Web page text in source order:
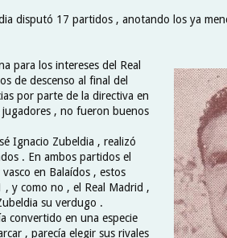
disputó 17 partidos , anotando los ya
para los intereses del Real
de descenso al final del
por parte de la directiva en
, no fueron buenos
Ignacio Zubeldia , realizó
. En ambos partidos el
en Balaídos , estos
y como no , el Real Madrid ,
su verdugo .
convertido en una especie
, parecía elegir sus rivales